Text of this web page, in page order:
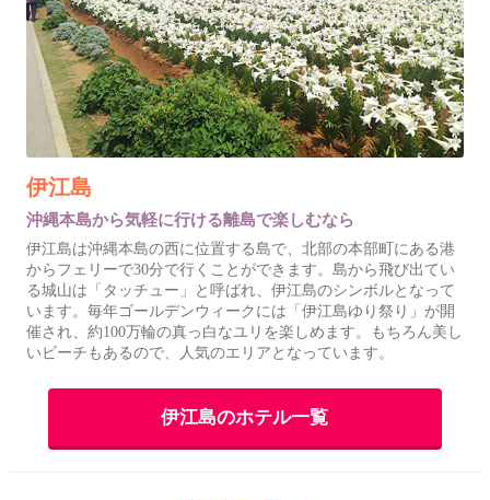
伊江島
沖縄本島から気軽に行ける離島で楽しむなら
伊江島は沖縄本島の西に位置する島で、北部の本部町にある港
からフェリーで30分で行くことができます。島から飛び出てい
る城山は「タッチュー」と呼ばれ、伊江島のシンボルとなって
います。毎年ゴールデンウィークには「伊江島ゆり祭り」が開
催され、約100万輪の真っ白なユリを楽しめます。もちろん美し
いビーチもあるので、人気のエリアとなっています。
伊江島のホテル一覧